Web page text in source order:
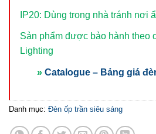
IP20: Dùng trong nhà tránh nơi
Sản phẩm được bảo hành theo
Lighting
» Catalogue – Bảng giá
Danh mục: Đèn ốp trần siêu sáng